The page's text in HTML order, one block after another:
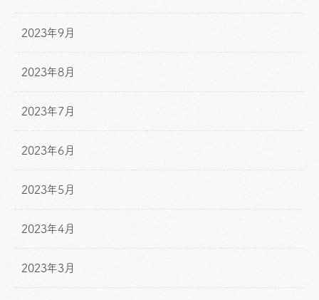
2023年9月
2023年8月
2023年7月
2023年6月
2023年5月
2023年4月
2023年3月